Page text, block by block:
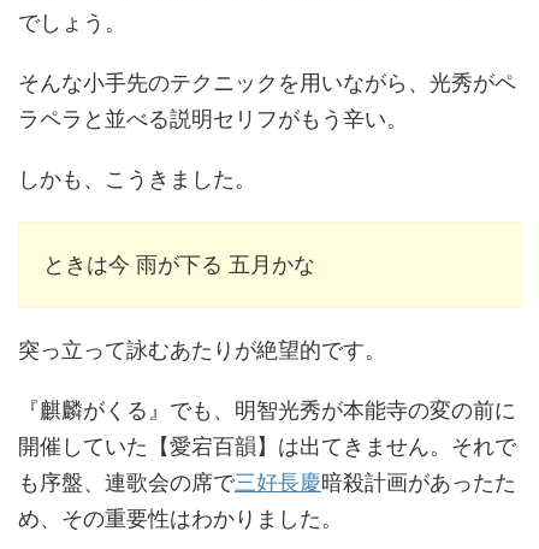
でしょう。
そんな小手先のテクニックを用いながら、光秀がペ
ラペラと並べる説明セリフがもう辛い。
しかも、こうきました。
ときは今 雨が下る 五月かな
突っ立って詠むあたりが絶望的です。
『麒麟がくる』でも、明智光秀が本能寺の変の前に
開催していた【愛宕百韻】は出てきません。それで
も序盤、連歌会の席で三好長慶暗殺計画があったた
め、その重要性はわかりました。